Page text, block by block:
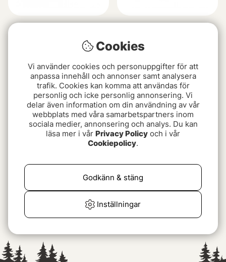
White
269 kr
Slutsåld
Plano Regular Cap Black
175 kr
« Föregående12
Cookies
Vi använder cookies och personuppgifter för att
anpassa innehåll och annonser samt analysera
trafik. Cookies kan komma att användas för
personlig och icke personlig annonsering. Vi
delar även information om din användning av vår
webbplats med våra samarbetspartners inom
sociala medier, annonsering och analys. Du kan
läsa mer i vår Privacy Policy och i vår
Cookiepolicy.
Inställningar
Godkänn & stäng